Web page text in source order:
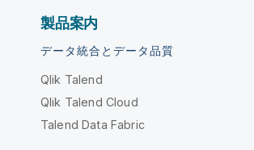
製品案内
データ統合とデータ品質
Qlik Talend
Qlik Talend Cloud
Talend Data Fabric